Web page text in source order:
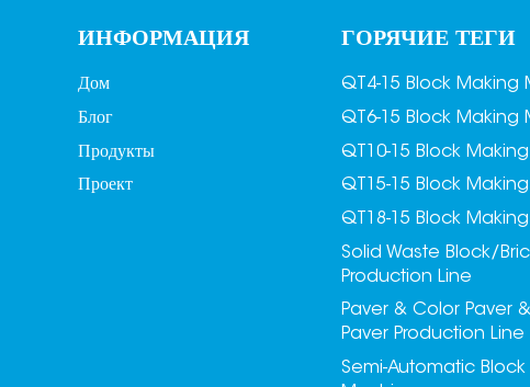
для
MDJ-Z1200C
ИНФОРМАЦИЯ
Дом
Блог
Продукты
Проект
ГОРЯЧИЕ ТЕГИ
QT4-15 Block Making
QT6-15 Block Making
QT10-15 Block
QT15-15 Block
QT18-15 Block
Solid Waste Block/
Production Line
Paver & Color Paver
Paver Production Line
Semi-Automatic